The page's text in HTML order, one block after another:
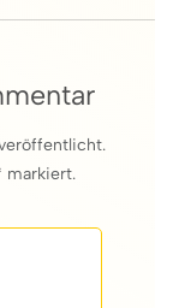
markiert.